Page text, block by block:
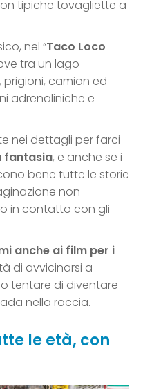
tipiche tovagliette a
nel “Taco Loco
tra un lago
camion ed
adrenaliniche e
nei dettagli per farci
fantasia, e anche se i
bene tutte le storie
non
in contatto con gli
anche ai film per i
di avvicinarsi a
tentare di diventare
nella roccia.
le età, con